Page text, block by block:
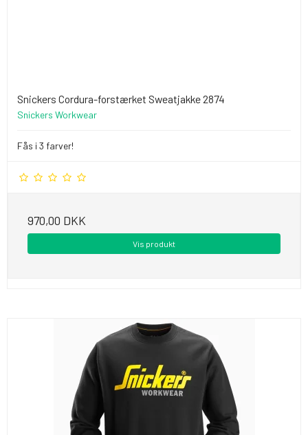
Snickers Cordura-forstærket Sweatjakke 2874
Snickers Workwear
Fås i 3 farver!
970,00 DKK
Vis produkt